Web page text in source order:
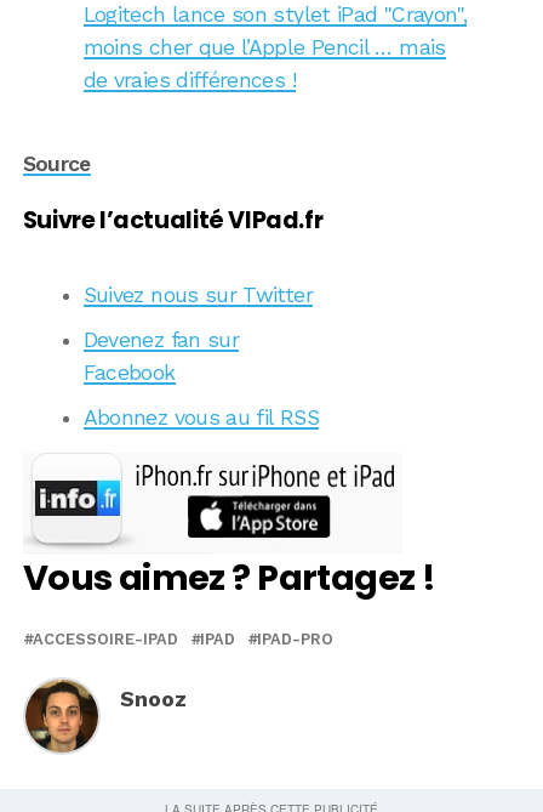
Logitech lance son stylet iPad "Crayon",
moins cher que l’Apple Pencil … mais
de vraies différences !
Source
Suivre l’actualité VIPad.fr
Suivez nous sur Twitter
Devenez fan sur
Facebook
Abonnez vous au fil RSS
Vous aimez ? Partagez !
ACCESSOIRE-IPAD IPAD IPAD-PRO
Snooz